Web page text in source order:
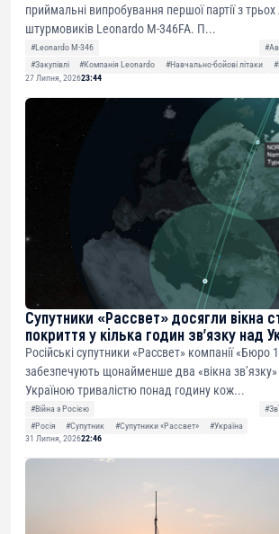
приймальні випробування першої партії з трьох
штурмовиків Leonardo M-346FA. П...
#Leonardo M-346
#Закупівлі
#Компанія Leonardo #Навчально-бойові літаки
27 Липня, 202623:44
Супутники «Рассвет» досягли вікна
покриття у кілька годин зв’язку над
Російські супутники «Рассвет» компанії «Бюро
забезпечують щонайменше два «вікна
Україною тривалістю понад годину кож...
#Війна з Росією
#Росія
#Супутник #Супутники «Рассвет»
#Україна
31 Липня, 202622:46